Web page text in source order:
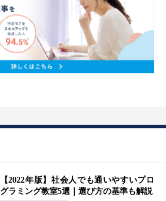
【2022年版】社会人でも通いやすいプロ
グラミング教室5選｜選び方の基準も解説